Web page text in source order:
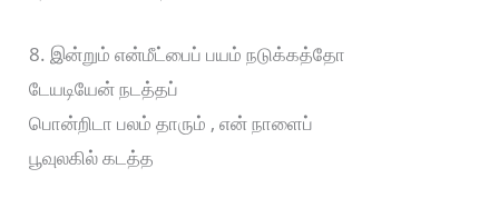
8. இன்றும் என்மீட்பைப் பயம் நடுக்கத்தோ
டேயடியேன் நடத்தப்
பொன்றிடா பலம் தாரும் , என் நாளைப்
பூவுலகில் கடத்த